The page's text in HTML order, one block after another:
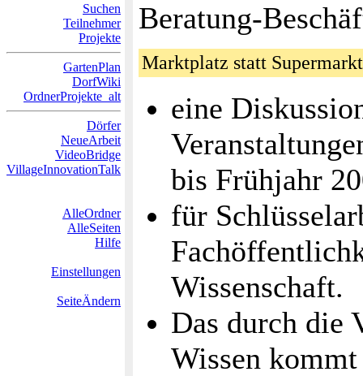
Suchen
Teilnehmer
Projekte
GartenPlan
DorfWiki
OrdnerProjekte_alt
Dörfer
NeueArbeit
VideoBridge
VillageInnovationTalk
AlleOrdner
AlleSeiten
Hilfe
Einstellungen
SeiteÄndern
Beratung-
Marktplatz statt
eine
bis Frühjahr
für
Wissenschaft.
Das durch die
Wissen